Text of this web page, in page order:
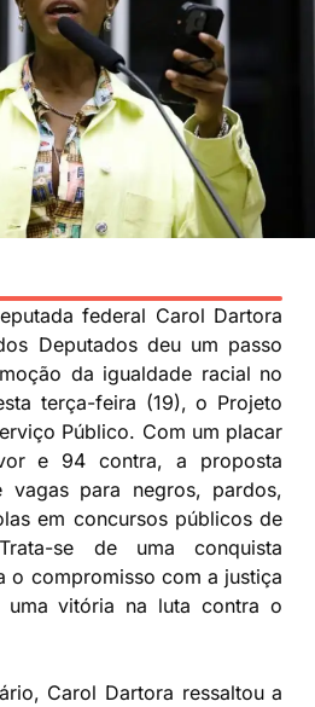
federal Carol Dartora
Deputados deu um passo
da igualdade racial no
terça-feira (19), o Projeto
Público. Com um placar
e 94 contra, a proposta
vagas para negros, pardos,
em concursos públicos de
se de uma conquista
o compromisso com a justiça
uma vitória na luta contra o
Carol Dartora ressaltou a